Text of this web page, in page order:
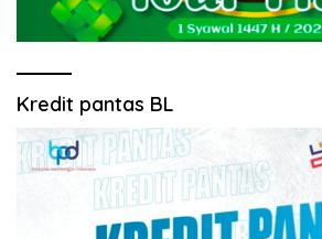
Kredit pantas BL